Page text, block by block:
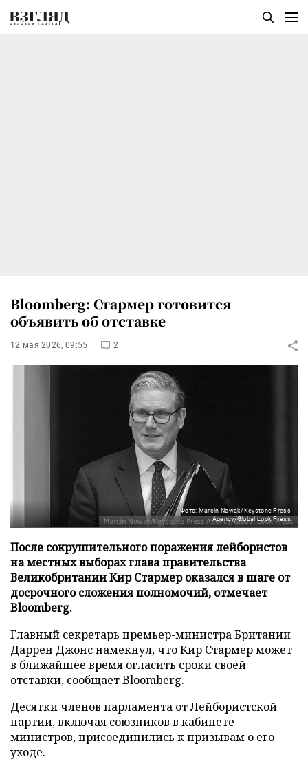
Bloomberg: Стармер готовится
объявить об отставке
12 мая 2026, 09:55 2
Фото: Marcin Nowak/Keystone Press
Agency/Global Look Press
После сокрушительного поражения лейбористов
на местных выборах глава правительства
Великобритании Кир Стармер оказался в шаге от
досрочного сложения полномочий, отмечает
Bloomberg.
Главный секретарь премьер-министра Британии
Даррен Джонс намекнул, что Кир Стармер может
в ближайшее время огласить сроки своей
отставки, сообщаетBloomberg.
Десятки членов парламента от Лейбористской
партии, включая союзников в кабинете
министров, присоединились к призывам о его
уходе.